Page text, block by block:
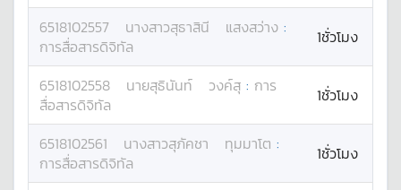
6518102557 นางสาวสุธาสินี แสงสว่าง :
การสื่อสารดิจิทัล
1ชั่วโมง
6518102558 นายสุธินันท์ วงค์สุ : การ
สื่อสารดิจิทัล
1ชั่วโมง
6518102561 นางสาวสุภัคชา ทุมมาโต :
การสื่อสารดิจิทัล
1ชั่วโมง